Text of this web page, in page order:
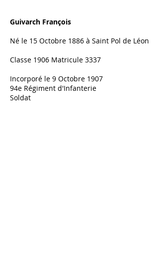
Guivarch François
Né le 15 Octobre 1886 à Saint Pol de Léon
Classe 1906 Matricule 3337
Incorporé le 9 Octobre 1907
94e Régiment d'Infanterie
Soldat